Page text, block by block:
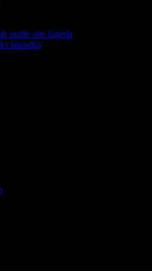
mulle ette lugeda
laiendus